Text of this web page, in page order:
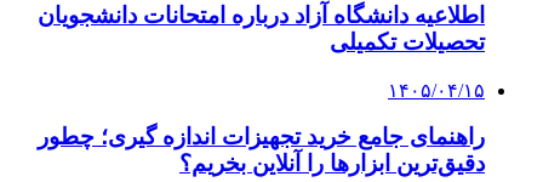
اطلاعیه دانشگاه آزاد درباره امتحانات دانشجویان
تحصیلات تکمیلی
۱۴۰۵/۰۴/۱۵
راهنمای جامع خرید تجهیزات اندازه گیری؛ چطور
دقیق‌ترین ابزارها را آنلاین بخریم؟